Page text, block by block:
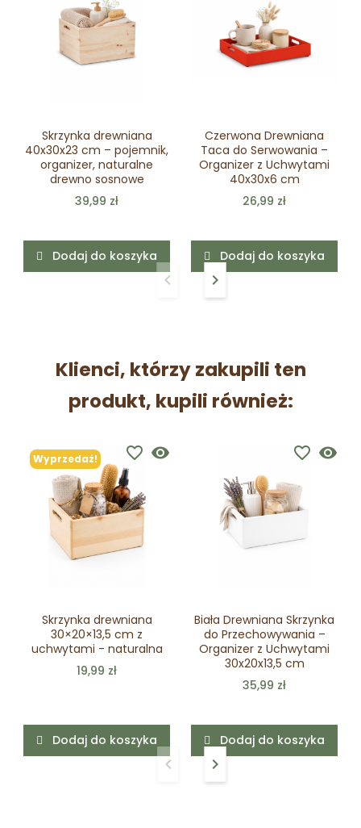
Skrzynka drewniana
40x30x23 cm – pojemnik,
organizer, naturalne
drewno sosnowe
39,99 zł
Dodaj do koszyka
Czerwona Drewniana
Taca do Serwowania –
Organizer z Uchwytami
40x30x6 cm
26,99 zł
Dodaj do koszyka
Poprzedni
keyboard_arrow_left Następny
keyboard_arrow_right
Klienci, którzy zakupili ten
produkt, kupili również:
Wyprzedaż! visibility
favorite_border
Skrzynka drewniana
30×20×13,5 cm z
uchwytami - naturalna
19,99 zł
Dodaj do koszyka
visibility
favorite_border
Biała Drewniana Skrzynka
do Przechowywania –
Organizer z Uchwytami
30x20x13,5 cm
35,99 zł
Dodaj do koszyka
Poprzedni
keyboard_arrow_left Następny
keyboard_arrow_right